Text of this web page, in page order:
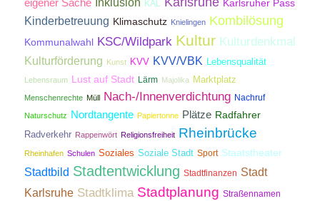
eigener Sache
KAL Karlsruher Pass
Kinderbetreuung Klimaschutz Knielingen Kombilösung
Kommunalwahl KSC/Wildpark Kultur Kulturdenkmal
Kulturförderung Kunst KVV KVV/VBK Lebensqualität
Lebensraum Lust auf Stadt Lärm Majolika Marktplatz
Menschenrechte Müll Nach-/Innenverdichtung Nachruf
Naturschutz Nordtangente Papiertonne Plätze Radfahrer
Radverkehr Rappenwört Religionsfreiheit Rheinbrücke
Rheinhafen Schulen Soziales Soziale Stadt Sport Staatstheater
Stadtbild Stadtentwicklung Stadtfinanzen Stadt
Karlsruhe Stadtklima Stadtplanung Straßennamen